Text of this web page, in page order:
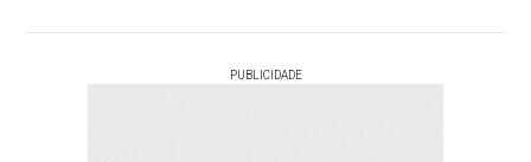
PUBLICIDADE